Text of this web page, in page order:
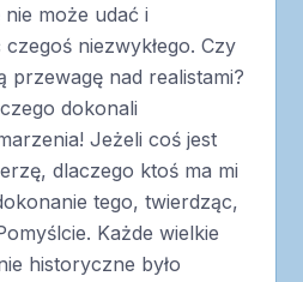
może udać i
niezwykłego. Czy
przewagę nad realistami?
dokonali
Jeżeli coś jest
dlaczego ktoś ma mi
tego, twierdząc,
Każde wielkie
historyczne było